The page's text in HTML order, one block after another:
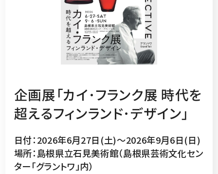
企画展「カイ･フランク展 時代を
超えるフィンランド･デザイン」
日付：2026年6月27日(土)～2026年9月6日(日)
場所：島根県立石見美術館（島根県芸術文化セン
ター「グラントワ」内）